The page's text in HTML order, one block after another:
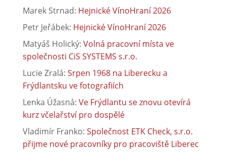
Marek Strnad: Hejnické VínoHraní 2026
Petr Jeřábek: Hejnické VínoHraní 2026
Matyáš Holický: Volná pracovní místa ve
společnosti CiS SYSTEMS s.r.o.
Lucie Zralá: Srpen 1968 na Liberecku a
Frýdlantsku ve fotografiích
Lenka Úžasná: Ve Frýdlantu se znovu otevírá
kurz včelařství pro dospělé
Vladimír Franko: Společnost ETK Check, s.r.o.
přijme nové pracovníky pro pracoviště Liberec